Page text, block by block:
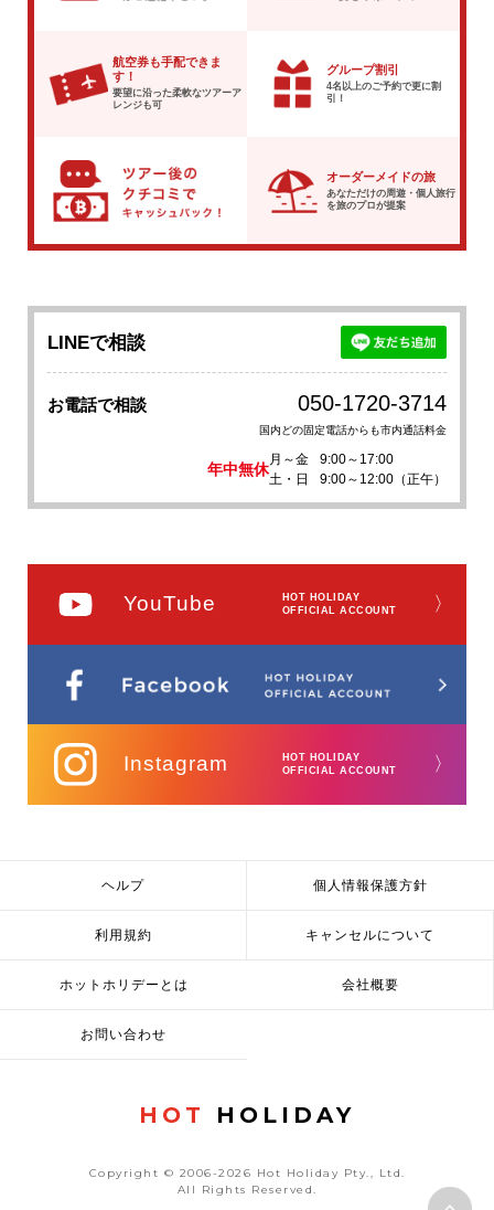
航空券も手配できま
す！
要望に沿った柔軟なツアーア
レンジも可
グループ割引
4名以上のご予約で更に割
引！
オーダーメイドの旅
あなただけの周遊・個人旅行
を旅のプロが提案
LINEで相談
お電話で相談 050-1720-3714
国内どの固定電話からも市内通話料金
年中無休
月～金
9:00～17:00
土・日
9:00～12:00（正午）
YouTube
HOT HOLIDAY
OFFICIAL ACCOUNT
〉
Instagram
HOT HOLIDAY
OFFICIAL ACCOUNT
〉
ヘルプ 個人情報保護方針
利用規約 キャンセルについて
ホットホリデーとは 会社概要
お問い合わせ
HOT HOLIDAY
Copyright © 2006-2026 Hot Holiday Pty., Ltd.
All Rights Reserved.